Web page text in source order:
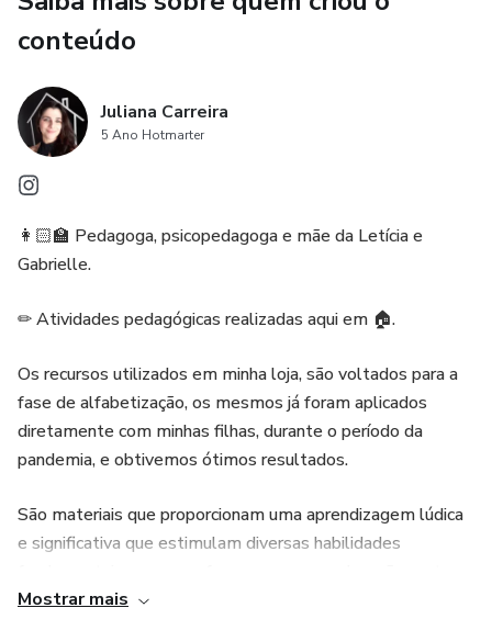
conteúdo
Juliana Carreira
5 Ano Hotmarter
👩🏻‍🏫 Pedagoga, psicopedagoga e mãe da Letícia e
Gabrielle.
✏ Atividades pedagógicas realizadas aqui em 🏠.
Os recursos utilizados em minha loja, são voltados para a
fase de alfabetização, os mesmos já foram aplicados
diretamente com minhas filhas, durante o período da
pandemia, e obtivemos ótimos resultados.
São materiais que proporcionam uma aprendizagem lúdica
e significativa que estimulam diversas habilidades
concentração, atenção, foco, percepção visual, oralidade e
Mostrar mais